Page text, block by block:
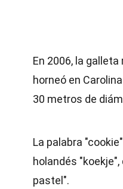
En 2006, la
horneó en
30 metros de
La palabra
holandés
pastel".